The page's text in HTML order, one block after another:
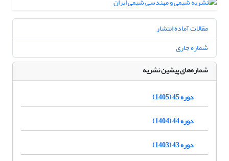
مقالات آماده انتشار
شماره جاری
شماره‌های پیشین نشریه
دوره 45 (1405)
دوره 44 (1404)
دوره 43 (1403)